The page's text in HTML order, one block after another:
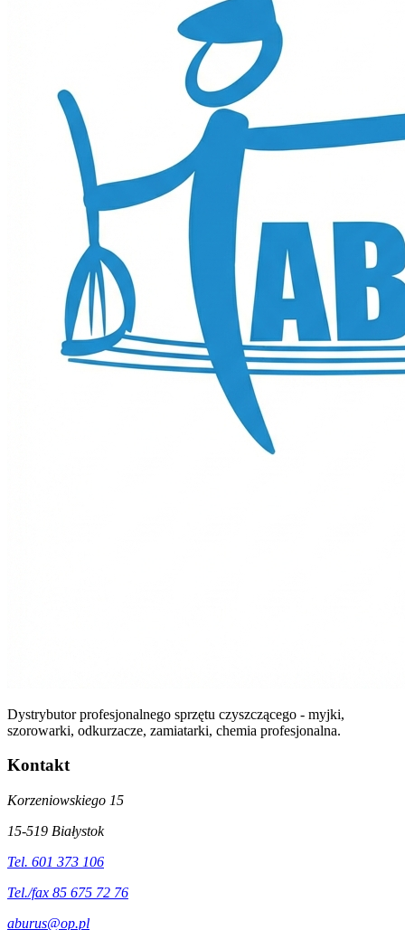
Dystrybutor profesjonalnego sprzętu czyszczącego - myjki,
szorowarki, odkurzacze, zamiatarki, chemia profesjonalna.
Kontakt
Korzeniowskiego 15
15-519 Białystok
Tel. 601 373 106
Tel./fax 85 675 72 76
aburus@op.pl